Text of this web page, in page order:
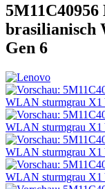
brasilianisch
Gen 6